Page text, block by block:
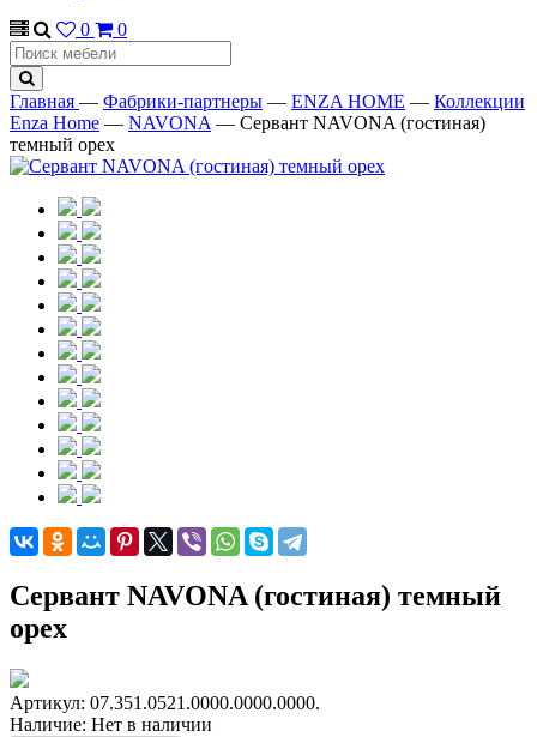
0
0
Главная — Фабрики-партнеры — ENZA HOME — Коллекции
Enza Home — NAVONA — Сервант NAVONA (гостиная)
темный орех
Сервант NAVONA (гостиная) темный
орех
Артикул: 07.351.0521.0000.0000.0000.
Наличие: Нет в наличии